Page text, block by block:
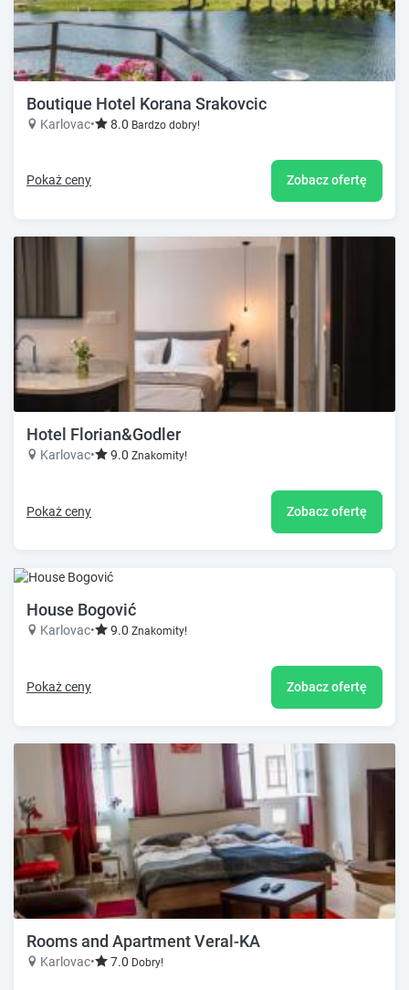
Boutique Hotel Korana Srakovcic
Karlovac• 8.0 Bardzo dobry!
Pokaż ceny Zobacz ofertę
Hotel Florian&Godler
Karlovac• 9.0 Znakomity!
Pokaż ceny Zobacz ofertę
House Bogović
Karlovac• 9.0 Znakomity!
Pokaż ceny Zobacz ofertę
Rooms and Apartment Veral-KA
Karlovac• 7.0 Dobry!